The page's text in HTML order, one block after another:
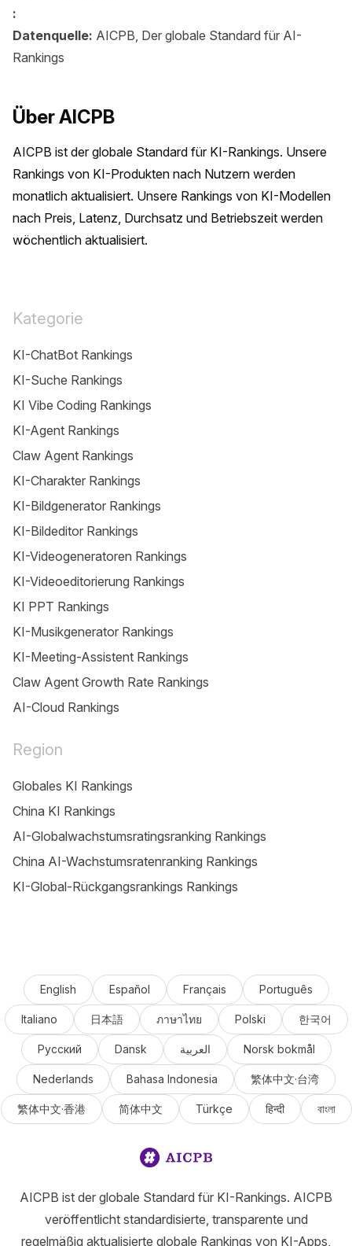
:
Datenquelle: AICPB, Der globale Standard für AI-
Rankings
Über AICPB
AICPB ist der globale Standard für KI-Rankings. Unsere
Rankings von KI-Produkten nach Nutzern werden
monatlich aktualisiert. Unsere Rankings von KI-Modellen
nach Preis, Latenz, Durchsatz und Betriebszeit werden
wöchentlich aktualisiert.
Kategorie
KI-ChatBot Rankings
KI-Suche Rankings
KI Vibe Coding Rankings
KI-Agent Rankings
Claw Agent Rankings
KI-Charakter Rankings
KI-Bildgenerator Rankings
KI-Bildeditor Rankings
KI-Videogeneratoren Rankings
KI-Videoeditorierung Rankings
KI PPT Rankings
KI-Musikgenerator Rankings
KI-Meeting-Assistent Rankings
Claw Agent Growth Rate Rankings
AI-Cloud Rankings
Region
Globales KI Rankings
China KI Rankings
AI-Globalwachstumsratingsranking Rankings
China AI-Wachstumsratenranking Rankings
KI-Global-Rückgangsrankings Rankings
English Español Français Português
Italiano 日本語 ภาษาไทย Polski 한국어
Русский Dansk العربية Norsk bokmål
Nederlands Bahasa Indonesia 繁体中文·台湾
繁体中文·香港 简体中文 Türkçe हिन्दी বাংলা
AICPB ist der globale Standard für KI-Rankings. AICPB
veröffentlicht standardisierte, transparente und
regelmäßig aktualisierte globale Rankings von KI-Apps,